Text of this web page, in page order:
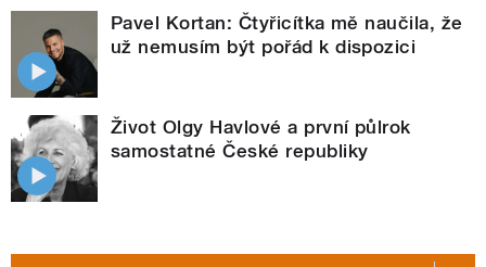
Pavel Kortan: Čtyřicítka mě naučila, že
už nemusím být pořád k dispozici
Život Olgy Havlové a první půlrok
samostatné České republiky